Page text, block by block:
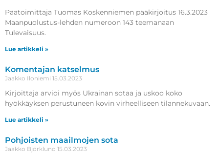
Päätoimittaja Tuomas Koskenniemen pääkirjoitus 16.3.2023
Maanpuolustus-lehden numeroon 143 teemanaan
Tulevaisuus.
Lue artikkeli »
Komentajan katselmus
Jaakko Iloniemi 15.03.2023
Kirjoittaja arvioi myös Ukrainan sotaa ja uskoo koko
hyökkäyksen perustuneen kovin virheelliseen tilannekuvaan.
Lue artikkeli »
Pohjoisten maailmojen sota
Jaakko Björklund 15.03.2023